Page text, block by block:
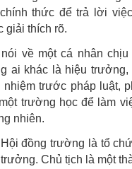
thức để trả lời
giải thích rõ.
nói về một cá nhân
ai khác là hiệu
nhiệm trước pháp luật,
trường học để làm
nhiên.
đồng trường là tổ
Chủ tịch là một